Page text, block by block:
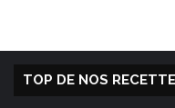
TOP DE NOS